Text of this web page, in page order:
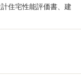
住宅性能評価書、建